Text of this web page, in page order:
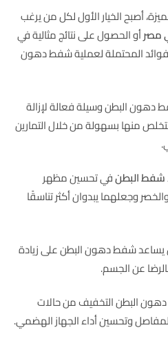
أصبح الخيار الأول لكل من يرغب
مصرأو الحصول على نتائج مثالية في
المحتملة لعملية شفط دهون
دهون البطن وسيلة فعالة لإزالة
منها بسهولة من خلال التمارين
شفط البطنفي تحسين مظهر
وجعلهما يبدوان أكثر تناسقًا
يساعد شفط دهون البطن على زيادة
عن الجسم.
البطن التخفيف من حالات
وتحسين أداء الجهاز الهضمي.